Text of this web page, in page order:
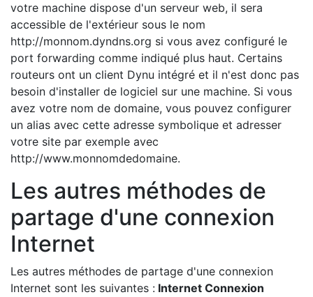
votre machine dispose d'un serveur web, il sera
accessible de l'extérieur sous le nom
http://monnom.dyndns.org si vous avez configuré le
port forwarding comme indiqué plus haut. Certains
routeurs ont un client Dynu intégré et il n'est donc pas
besoin d'installer de logiciel sur une machine. Si vous
avez votre nom de domaine, vous pouvez configurer
un alias avec cette adresse symbolique et adresser
votre site par exemple avec
http://www.monnomdedomaine.
Les autres méthodes de
partage d'une connexion
Internet
Les autres méthodes de partage d'une connexion
Internet sont les suivantes : Internet Connexion